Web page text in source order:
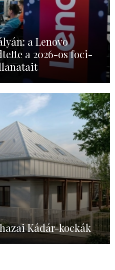
a Lenovo
a 2026-os foci-
Kádár-kockák